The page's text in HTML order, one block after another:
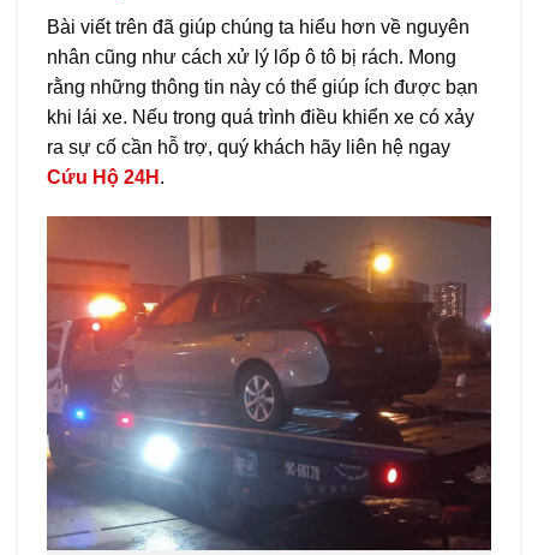
Bài viết trên đã giúp chúng ta hiểu hơn về nguyên
nhân cũng như cách xử lý lốp ô tô bị rách. Mong
rằng những thông tin này có thể giúp ích được bạn
khi lái xe. Nếu trong quá trình điều khiển xe có xảy
ra sự cố cần hỗ trợ, quý khách hãy liên hệ ngay
Cứu Hộ 24H .